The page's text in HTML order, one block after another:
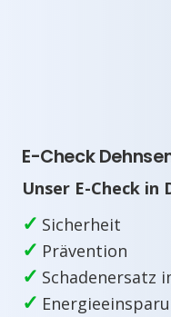
E-Check
Unser E-Check in
✓ Sicherheit
✓ Prävention
✓ Schadenersatz
✓